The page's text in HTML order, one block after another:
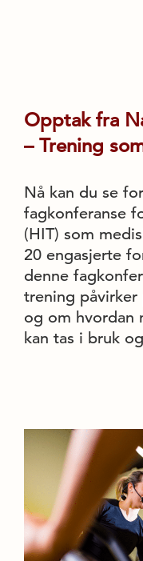
Opptak fra
– Trening
Nå kan du se
fagkonferanse
(HIT) som
20 engasjerte
denne
trening påvirker
og om hvordan
kan tas i bruk